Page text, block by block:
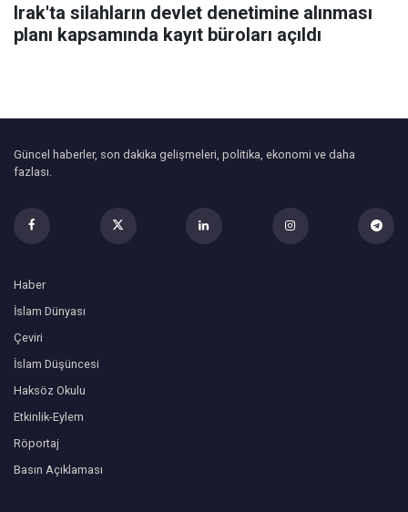
Irak'ta silahların devlet denetimine alınması
planı kapsamında kayıt büroları açıldı
Güncel haberler, son dakika gelişmeleri, politika, ekonomi ve daha
fazlası.
Haber
İslam Dünyası
Çeviri
İslam Düşüncesi
Haksöz Okulu
Etkinlik-Eylem
Röportaj
Basın Açıklaması